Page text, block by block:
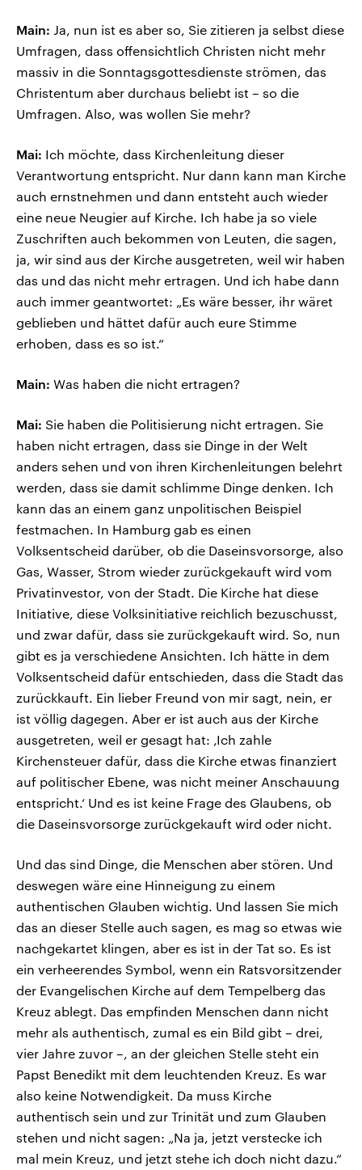
Main: Ja, nun ist es aber so, Sie zitieren ja selbst diese
Umfragen, dass offensichtlich Christen nicht mehr
massiv in die Sonntagsgottesdienste strömen, das
Christentum aber durchaus beliebt ist – so die
Umfragen. Also, was wollen Sie mehr?
Mai: Ich möchte, dass Kirchenleitung dieser
Verantwortung entspricht. Nur dann kann man Kirche
auch ernstnehmen und dann entsteht auch wieder
eine neue Neugier auf Kirche. Ich habe ja so viele
Zuschriften auch bekommen von Leuten, die sagen,
ja, wir sind aus der Kirche ausgetreten, weil wir haben
das und das nicht mehr ertragen. Und ich habe dann
auch immer geantwortet: „Es wäre besser, ihr wäret
geblieben und hättet dafür auch eure Stimme
erhoben, dass es so ist.“
Main: Was haben die nicht ertragen?
Mai: Sie haben die Politisierung nicht ertragen. Sie
haben nicht ertragen, dass sie Dinge in der Welt
anders sehen und von ihren Kirchenleitungen belehrt
werden, dass sie damit schlimme Dinge denken. Ich
kann das an einem ganz unpolitischen Beispiel
festmachen. In Hamburg gab es einen
Volksentscheid darüber, ob die Daseinsvorsorge, also
Gas, Wasser, Strom wieder zurückgekauft wird vom
Privatinvestor, von der Stadt. Die Kirche hat diese
Initiative, diese Volksinitiative reichlich bezuschusst,
und zwar dafür, dass sie zurückgekauft wird. So, nun
gibt es ja verschiedene Ansichten. Ich hätte in dem
Volksentscheid dafür entschieden, dass die Stadt das
zurückkauft. Ein lieber Freund von mir sagt, nein, er
ist völlig dagegen. Aber er ist auch aus der Kirche
ausgetreten, weil er gesagt hat: ‚Ich zahle
Kirchensteuer dafür, dass die Kirche etwas finanziert
auf politischer Ebene, was nicht meiner Anschauung
entspricht.‘ Und es ist keine Frage des Glaubens, ob
die Daseinsvorsorge zurückgekauft wird oder nicht.
Und das sind Dinge, die Menschen aber stören. Und
deswegen wäre eine Hinneigung zu einem
authentischen Glauben wichtig. Und lassen Sie mich
das an dieser Stelle auch sagen, es mag so etwas wie
nachgekartet klingen, aber es ist in der Tat so. Es ist
ein verheerendes Symbol, wenn ein Ratsvorsitzender
der Evangelischen Kirche auf dem Tempelberg das
Kreuz ablegt. Das empfinden Menschen dann nicht
mehr als authentisch, zumal es ein Bild gibt – drei,
vier Jahre zuvor –, an der gleichen Stelle steht ein
Papst Benedikt mit dem leuchtenden Kreuz. Es war
also keine Notwendigkeit. Da muss Kirche
authentisch sein und zur Trinität und zum Glauben
stehen und nicht sagen: „Na ja, jetzt verstecke ich
mal mein Kreuz, und jetzt stehe ich doch nicht dazu.“